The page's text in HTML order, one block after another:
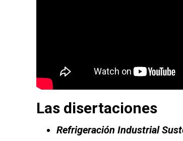
Las disertaciones
Refrigeración Industrial